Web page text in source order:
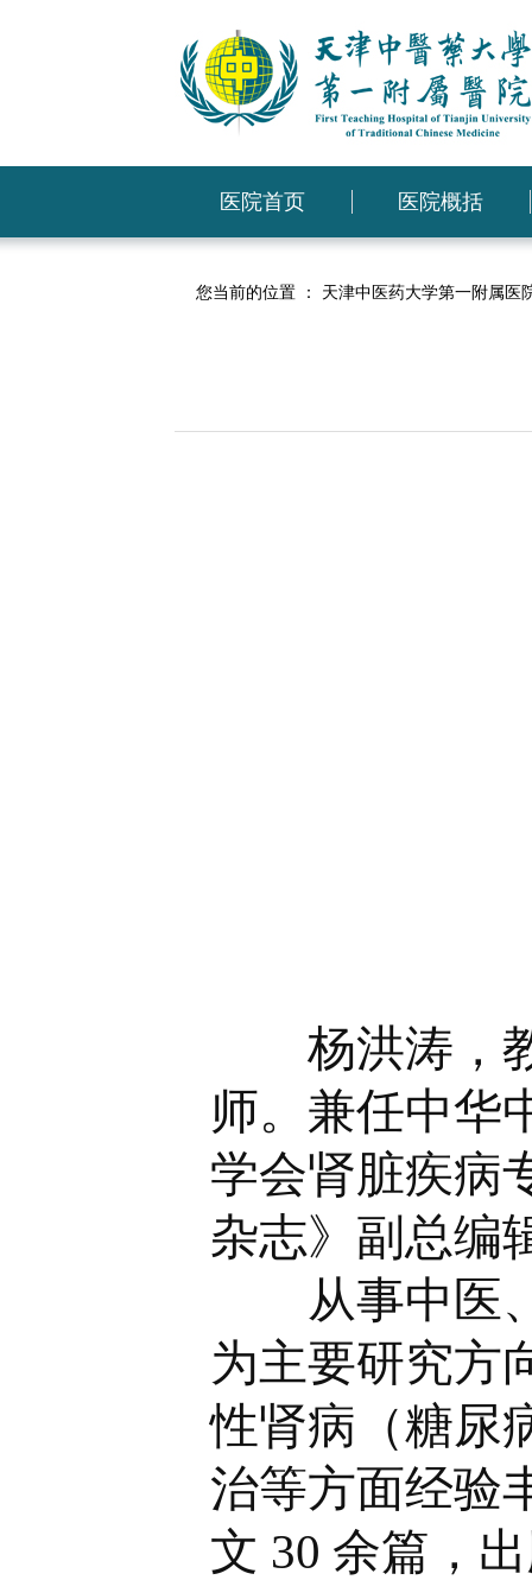
医院首页 医院概括
您当前的位置 ： 天津中医药大学第一附属医
杨洪涛，教
师。兼任中华
学会肾脏疾病
杂志》副总编
从事中医、
为主要研究方
性肾病（糖尿
治等方面经验
文 30 余篇，